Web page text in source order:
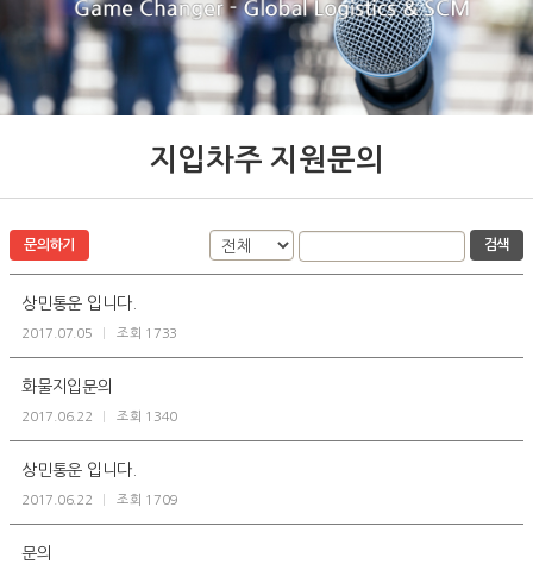
지입차주 지원문의
문의하기 검색
상민통운 입니다.
2017.07.05 조회 1733
화물지입문의
2017.06.22 조회 1340
상민통운 입니다.
2017.06.22 조회 1709
문의